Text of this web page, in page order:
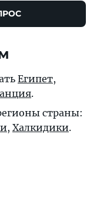
Египет,
.
страны:
, Халкидики.